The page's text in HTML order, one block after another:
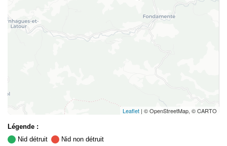
Leaflet | © OpenStreetMap, © CARTO
Légende :
Nid détruit
Nid non détruit